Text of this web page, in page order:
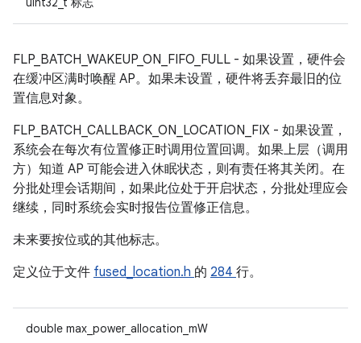
FLP_BATCH_WAKEUP_ON_FIFO_FULL - 如果设置，硬件会
在缓冲区满时唤醒 AP。如果未设置，硬件将丢弃最旧的位
置信息对象。
FLP_BATCH_CALLBACK_ON_LOCATION_FIX - 如果设置，
系统会在每次有位置修正时调用位置回调。如果上层（调用
方）知道 AP 可能会进入休眠状态，则有责任将其关闭。在
分批处理会话期间，如果此位处于开启状态，分批处理应会
继续，同时系统会实时报告位置修正信息。
未来要按位或的其他标志。
定义位于文件 fused_location.h 的 284 行。
double max_power_allocation_mW